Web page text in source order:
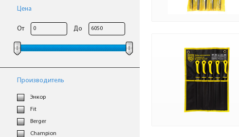
Цена
От До
Производитель
Энкор
Fit
Berger
Champion